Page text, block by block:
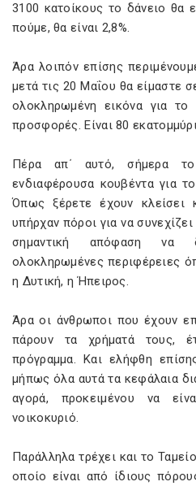
3100 κατοίκους το δάνειο θα
πούμε, θα είναι 2,8%.
Άρα λοιπόν επίσης
μετά τις 20 Μαΐου θα είμαστε
ολοκληρωμένη εικόνα για
προσφορές. Είναι 80
Πέρα απ΄ αυτό, σήμερα
ενδιαφέρουσα κουβέντα για
Όπως ξέρετε έχουν κλείσει
υπήρχαν πόροι για να
σημαντική απόφαση να
ολοκληρωμένες περιφέρειες
η Δυτική, η Ήπειρος.
Άρα οι άνθρωποι που έχουν
πάρουν τα χρήματά τους,
πρόγραμμα. Και ελήφθη
μήπως όλα αυτά τα κεφάλαια
αγορά, προκειμένου να
νοικοκυριό.
Παράλληλα τρέχει και το
οποίο είναι από ίδιους